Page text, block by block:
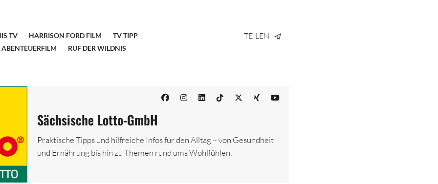
TV HARRISON FORD FILM
TV TIPP
RUF DER WILDNIS
TEILEN
Sächsische Lotto-GmbH
Praktische Tipps und hilfreiche Infos für den Alltag – von Gesundheit
und Ernährung bis hin zu Themen rund ums Wohlfühlen.